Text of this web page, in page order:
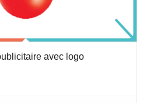
avec logo